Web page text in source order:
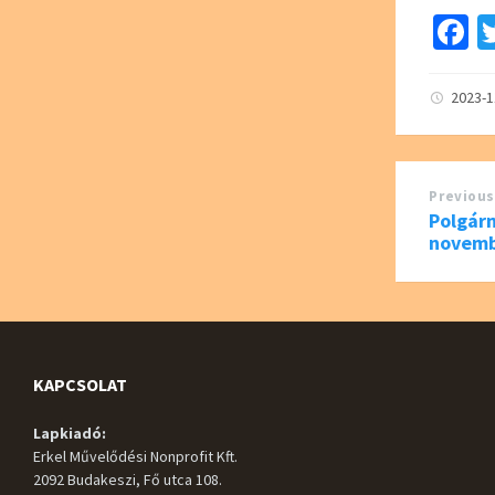
b
o
o
k
2023-
Previous
KAPCSOLAT
Lapkiadó:
Erkel Művelődési Nonprofit Kft.
2092 Budakeszi, Fő utca 108.